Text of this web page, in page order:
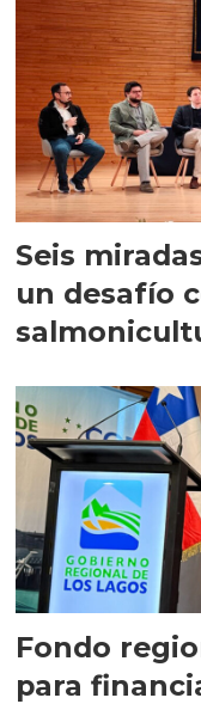
Seis
un desafío
Fondo
para